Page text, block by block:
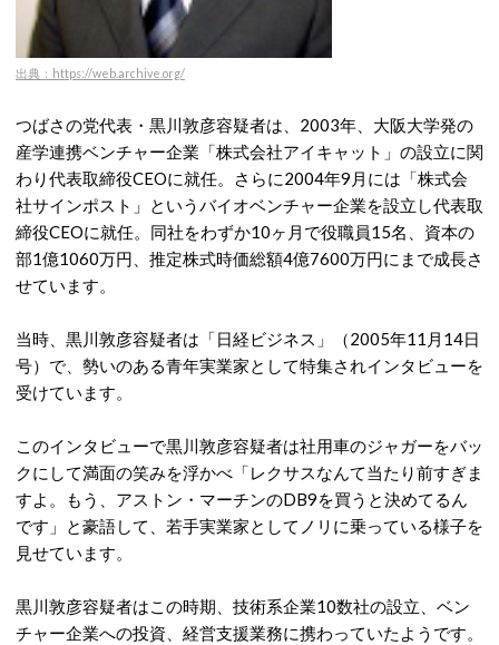
出典：https://web.archive.org/
つばさの党代表・黒川敦彦容疑者は、2003年、大阪大学発の
産学連携ベンチャー企業「株式会社アイキャット」の設立に関
わり代表取締役CEOに就任。さらに2004年9月には「株式会
社サインポスト」というバイオベンチャー企業を設立し代表取
締役CEOに就任。同社をわずか10ヶ月で役職員15名、資本の
部1億1060万円、推定株式時価総額4億7600万円にまで成長さ
せています。
当時、黒川敦彦容疑者は「日経ビジネス」（2005年11月14日
号）で、勢いのある青年実業家として特集されインタビューを
受けています。
このインタビューで黒川敦彦容疑者は社用車のジャガーをバッ
クにして満面の笑みを浮かべ「レクサスなんて当たり前すぎま
すよ。もう、アストン・マーチンのDB9を買うと決めてるん
です」と豪語して、若手実業家としてノリに乗っている様子を
見せています。
黒川敦彦容疑者はこの時期、技術系企業10数社の設立、ベン
チャー企業への投資、経営支援業務に携わっていたようです。